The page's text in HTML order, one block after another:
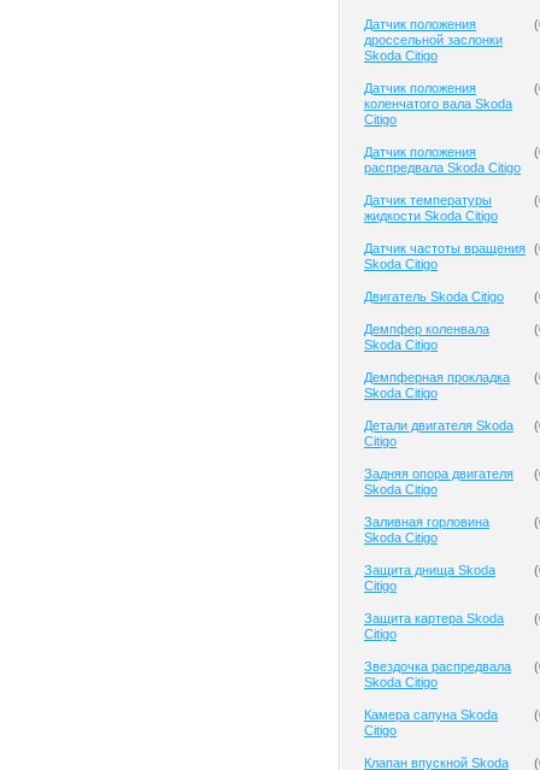
Датчик положения
дроссельной заслонки
Skoda Citigo
(
Датчик положения
коленчатого вала Skoda
Citigo
(
Датчик положения
распредвала Skoda Citigo
(
Датчик температуры
жидкости Skoda Citigo
(
Датчик частоты вращения
Skoda Citigo
(
Двигатель Skoda Citigo (
Демпфер коленвала
Skoda Citigo
(
Демпферная прокладка
Skoda Citigo
(
Детали двигателя Skoda
Citigo
(
Задняя опора двигателя
Skoda Citigo
(
Заливная горловина
Skoda Citigo
(
Защита днища Skoda
Citigo
(
Защита картера Skoda
Citigo
(
Звездочка распредвала
Skoda Citigo
(
Камера сапуна Skoda
Citigo
(
Клапан впускной Skoda (